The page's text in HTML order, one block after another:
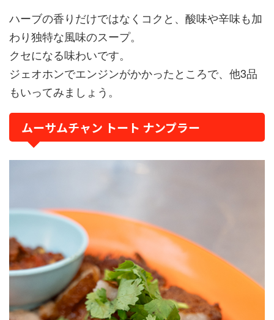
ハーブの香りだけではなくコクと、酸味や辛味も加
わり独特な風味のスープ。
クセになる味わいです。
ジェオホンでエンジンがかかったところで、他3品
もいってみましょう。
ムーサムチャン トート ナンプラー